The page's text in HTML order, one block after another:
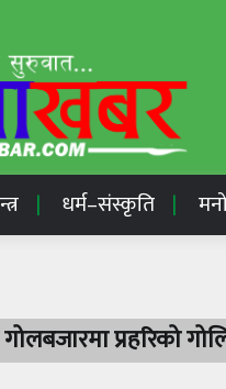
धर्म–संस्कृति
प्रहरिको